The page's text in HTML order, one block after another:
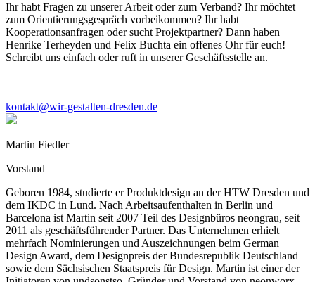
Ihr habt Fragen zu unserer Arbeit oder zum Verband? Ihr möchtet
zum Orientierungsgespräch vorbeikommen? Ihr habt
Kooperationsanfragen oder sucht Projektpartner? Dann haben
Henrike Terheyden und Felix Buchta ein offenes Ohr für euch!
Schreibt uns einfach oder ruft in unserer Geschäftsstelle an.
kontakt@wir-gestalten-dresden.de
Martin Fiedler
Vorstand
Geboren 1984, studierte er Produktdesign an der HTW Dresden und
dem IKDC in Lund. Nach Arbeitsaufenthalten in Berlin und
Barcelona ist Martin seit 2007 Teil des Designbüros neongrau, seit
2011 als geschäftsführender Partner. Das Unternehmen erhielt
mehrfach Nominierungen und Auszeichnungen beim German
Design Award, dem Designpreis der Bundesrepublik Deutschland
sowie dem Sächsischen Staatspreis für Design. Martin ist einer der